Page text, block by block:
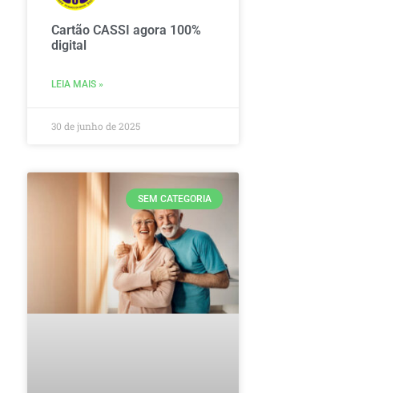
Cartão CASSI agora 100%
digital
LEIA MAIS »
30 de junho de 2025
SEM CATEGORIA